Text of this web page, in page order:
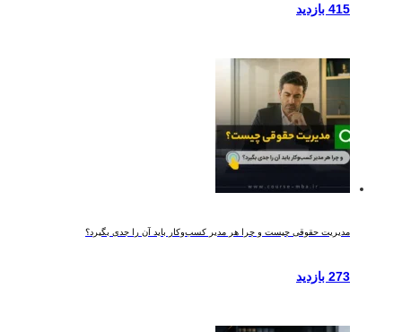
415 بازدید
مدیریت حقوقی چیست و چرا هر مدیر کسب‌وکار باید آن را جدی بگیرد؟
273 بازدید